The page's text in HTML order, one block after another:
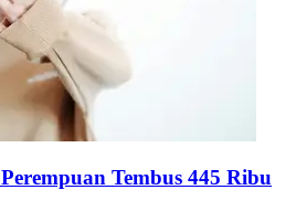
Tembus 445 Ribu